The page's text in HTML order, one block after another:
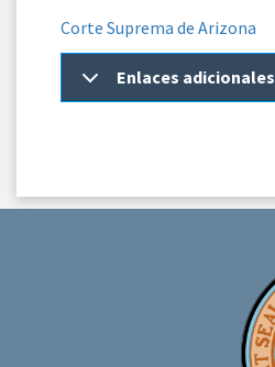
Corte Suprema de Arizona
Enlaces adicionales